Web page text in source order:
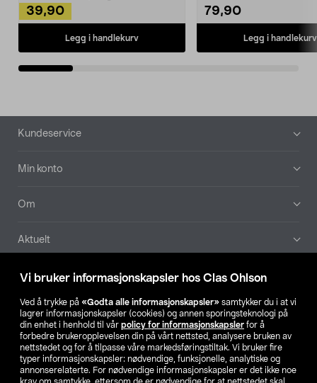
Vi bruker informasjonskapsler hos Clas Ohlson
Ved å trykke på «Godta alle informasjonskapsler» samtykker du i at vi
lagrer informasjonskapsler (cookies) og annen sporingsteknologi på
din enhet i henhold til vår policy for informasjonskapsler for å
forbedre brukeropplevelsen din på vårt nettsted, analysere bruken av
nettstedet og for å tilpasse våre markedsføringstiltak. Vi bruker fire
typer informasjonskapsler: nødvendige, funksjonelle, analytiske og
annonserelaterte. For nødvendige informasjonskapsler er det ikke noe
39,90
Legg i handlekurv
79,90
Legg i handlekurv
Bunntekst
Kundeservice
Min konto
Om
Aktuelt
Våre selskaper
Finn din butikk
SE NO FI